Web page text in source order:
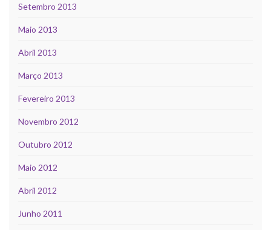
Setembro 2013
Maio 2013
Abril 2013
Março 2013
Fevereiro 2013
Novembro 2012
Outubro 2012
Maio 2012
Abril 2012
Junho 2011